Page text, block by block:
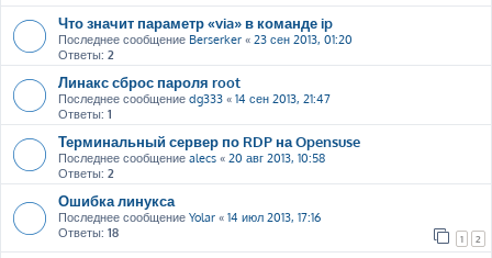
Что значит параметр «via» в команде ip
Последнее сообщение Berserker « 23 сен 2013, 01:20
Ответы: 2
Линакс сброс пароля root
Последнее сообщение dg333 « 14 сен 2013, 21:47
Ответы: 1
Терминальный сервер по RDP на Opensuse
Последнее сообщение alecs « 20 авг 2013, 10:58
Ответы: 2
Ошибка линукса
Последнее сообщение Yolar « 14 июл 2013, 17:16
Ответы: 18 1 2